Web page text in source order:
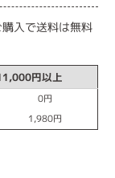
入で送料は無料
円以上
0円
1,980円